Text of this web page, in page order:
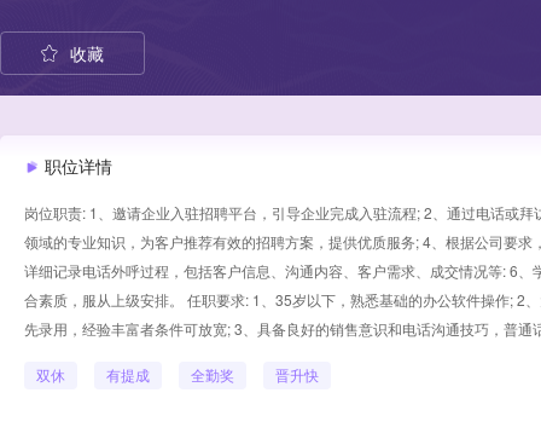
收藏
职位详情
岗位职责: 1、邀请企业入驻招聘平台，引导企业完成入驻流程; 2、通过电话或
领域的专业知识，为客户推荐有效的招聘方案，提供优质服务; 4、根据公司要
详细记录电话外呼过程，包括客户信息、沟通内容、客户需求、成交情况等: 6
合素质，服从上级安排。 任职要求: 1、35岁以下，熟悉基础的办公软件操作; 2
先录用，经验丰富者条件可放宽; 3、具备良好的销售意识和电话沟通技巧，普
双休 有提成 全勤奖 晋升快